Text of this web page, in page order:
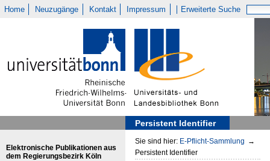
Home Neuzugänge Kontakt Impressum Erweiterte Suche
Persistent Identifier
Elektronische Publikationen aus
dem Regierungsbezirk Köln
Sie sind hier: E-Pflicht-Sammlung →
Persistent Identifier